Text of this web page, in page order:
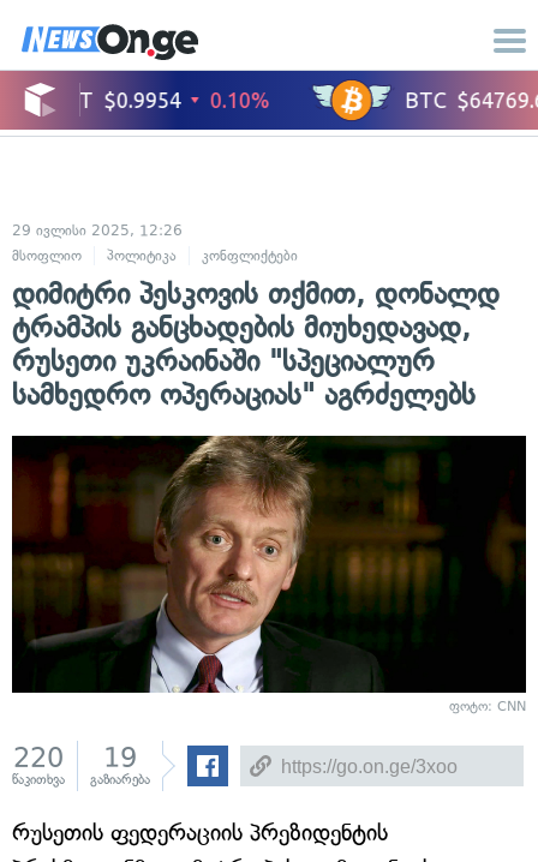
29 ივლისი 2025, 12:26
მსოფლიო
პოლიტიკა კონფლიქტები
დიმიტრი პესკოვის თქმით, დონალდ
ტრამპის განცხადების მიუხედავად,
რუსეთი უკრაინაში "სპეციალურ
სამხედრო ოპერაციას" აგრძელებს
ფოტო: CNN
220
წაკითხვა
19
გაზიარება
რუსეთის ფედერაციის პრეზიდენტის